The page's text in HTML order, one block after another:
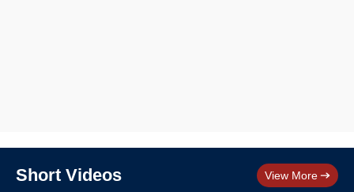
Short Videos View More